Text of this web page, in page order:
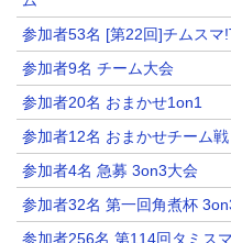
参加者53名 [第22回]チムスマ
参加者9名 チーム大会
参加者20名 おまかせ1on1
参加者12名 おまかせチーム戦
参加者4名 急募 3on3大会
参加者32名 第一回角煮杯
参加者256名 第114回タミス